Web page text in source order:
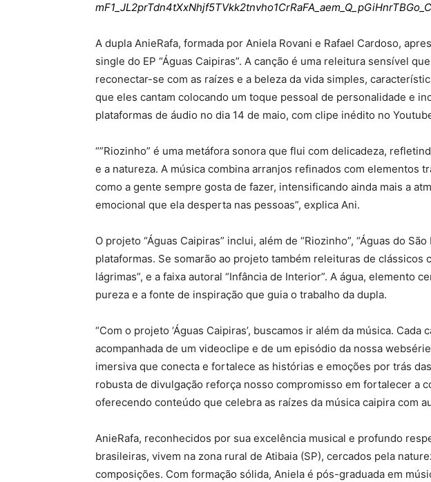
A dupla AnieRafa, formada por Aniela Rovani e Rafael Cardoso,
single do EP “Águas Caipiras”. A canção é uma releitura sensível
reconectar-se com as raízes e a beleza da vida simples,
que eles cantam colocando um toque pessoal de personalidade e
plataformas de áudio no dia 14 de maio, com clipe inédito no
“”Riozinho” é uma metáfora sonora que flui com delicadeza,
e a natureza. A música combina arranjos refinados com elementos
como a gente sempre gosta de fazer, intensificando ainda mais a
emocional que ela desperta nas pessoas”, explica Ani.
O projeto “Águas Caipiras” inclui, além de “Riozinho”, “Águas do
plataformas. Se somarão ao projeto também releituras de clássicos
lágrimas”, e a faixa autoral “Infância de Interior”. A água, elemento
pureza e a fonte de inspiração que guia o trabalho da dupla.
“Com o projeto ‘Águas Caipiras’, buscamos ir além da música. Cada
acompanhada de um videoclipe e de um episódio da nossa
imersiva que conecta e fortalece as histórias e emoções por trás
robusta de divulgação reforça nosso compromisso em fortalecer a
oferecendo conteúdo que celebra as raízes da música caipira com
AnieRafa, reconhecidos por sua excelência musical e profundo
brasileiras, vivem na zona rural de Atibaia (SP), cercados pela
composições. Com formação sólida, Aniela é pós-graduada em